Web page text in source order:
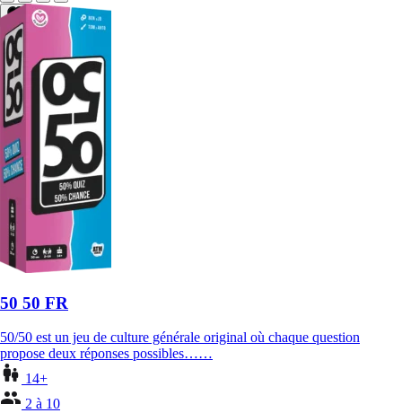
50 50 FR
50/50 est un jeu de culture générale original où chaque question
propose deux réponses possibles……
14+
2 à 10